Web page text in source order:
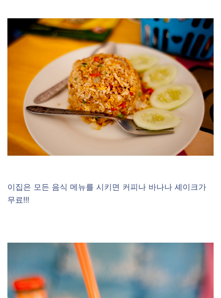
이집은 모든 음식 메뉴를 시키면 커피나 바나나 셰이크가
무료!!!